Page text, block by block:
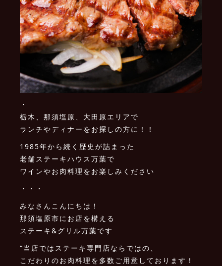
・
栃木、那須塩原、大田原エリアで
ランチやディナーをお探しの方に！！
1985年から続く歴史が詰まった
老舗ステーキハウス万葉で
ワインやお肉料理をお楽しみください
・・・
みなさんこんにちは！
那須塩原市にお店を構える
ステーキ&グリル万葉です
“当店ではステーキ専門店ならではの、
こだわりのお肉料理を多数ご用意しております！